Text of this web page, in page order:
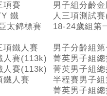
項賽
男子組分齡
鐵
人三項測試
太錦標賽
18-24歲組第
項鐵人賽
男子分齡組
人賽(113k)
菁英男子組
人賽(113k)
菁英男子組
鐵人賽
半程賽男子
菁英男子組